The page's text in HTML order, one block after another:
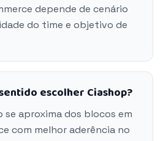
depende de cenário
do time e objetivo de
escolher Ciashop?
se aproxima dos blocos em
com melhor aderência no